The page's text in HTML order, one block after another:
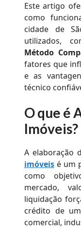
Este artigo
como
cidade de
utilizados,
Método
fatores que
e as
técnico
O que é
Imóveis?
A elaboração
imóveis é um
como
mercado,
liquidação
crédito de
comercial,